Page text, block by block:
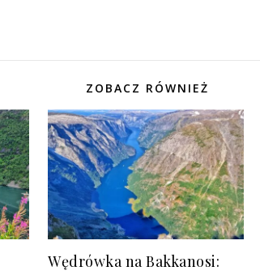
ZOBACZ RÓWNIEŻ
Wędrówka na Bakkanosi: